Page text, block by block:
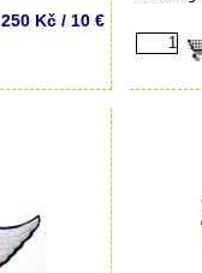
250 Kč / 10 €